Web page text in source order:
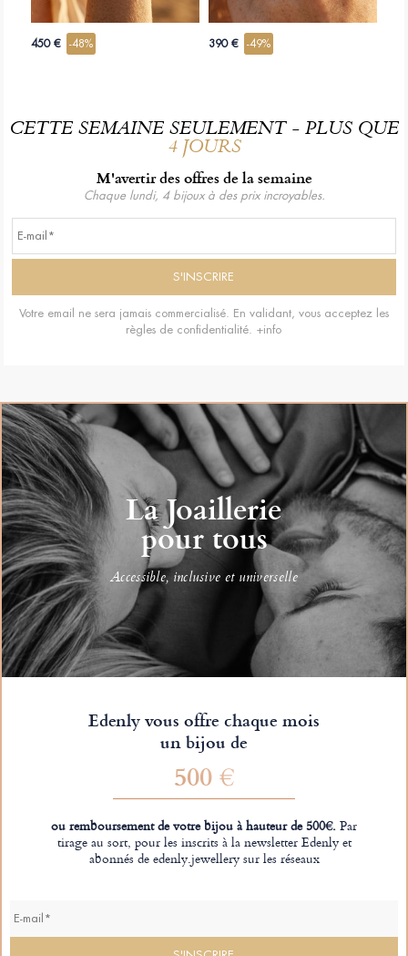
450 € -48% 390 € -49%
CETTE SEMAINE SEULEMENT - PLUS QUE
4 JOURS
M'avertir des offres de la semaine
Chaque lundi, 4 bijoux à des prix incroyables.
Votre email ne sera jamais commercialisé. En validant, vous acceptez les
règles de confidentialité. +info
La Joaillerie
pour tous
Accessible, inclusive et universelle
Edenly vous offre chaque mois
un bijou de
500 €
ou remboursement de votre bijou à hauteur de 500€.Par
tirage au sort, pour les inscrits à la newsletter Edenly et
abonnés de edenly.jewellery sur les réseaux